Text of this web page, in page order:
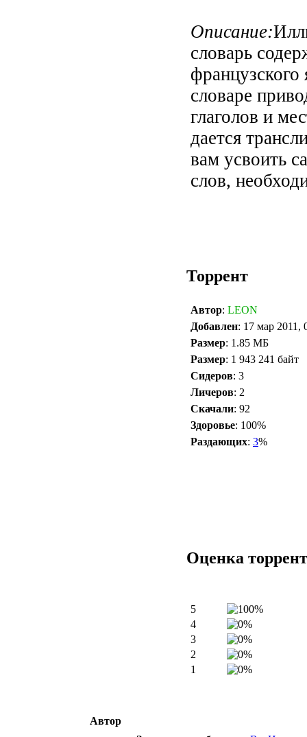
Описание:
словарь
словаре
глаголов и
дается
вам усвоить
слов,
Торрент
Автор: LEON
Добавлен: 17 мар 2011,
Размер: 1.85 МБ
Размер: 1 943 241 байт
Сидеров: 3
Личеров: 2
Скачали: 92
Здоровье: 100%
Раздающих: 3%
Оценка
5
4
3
2
1
Автор